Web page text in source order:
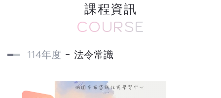
課程資訊
COURSE
114年度 法令常識